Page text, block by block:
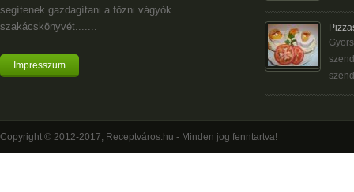
segítenek gazdagítani a főzni vágyók
szakácskönyvét.......
Impresszum
Copyright © 2012-2017, Receptváros.hu - Minden jog fenntartva!